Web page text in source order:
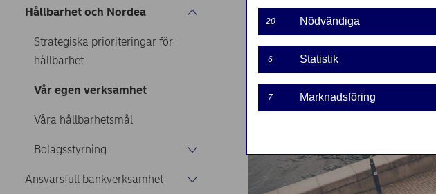
Hållbarhet och Nordea
Strategiska prioriteringar för
hållbarhet
Vår egen verksamhet
Våra hållbarhetsmål
Bolagsstyrning
Ansvarsfull bankverksamhet
Hem Hållbarhet Hållbarhet och Nordea
20 Nödvändiga
6 Statistik
7 Marknadsföring